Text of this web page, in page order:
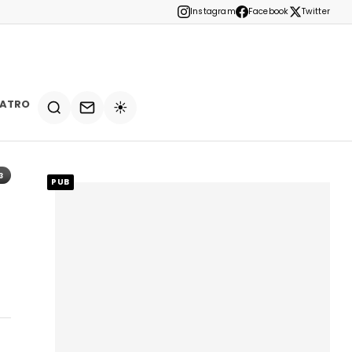
Instagram Facebook Twitter
☀️
PUB